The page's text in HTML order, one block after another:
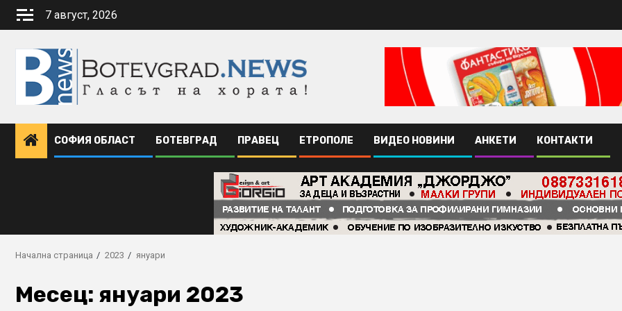
Skip
7 август, 2026
СОФИЯ ОБЛАСТ БОТЕВГРАД ПРАВЕЦ ЕТРОПОЛЕ ВИДЕО НОВИНИ АНКЕТИ КОНТАКТИ
Начална страница 2023 януари
Месец: януари 2023